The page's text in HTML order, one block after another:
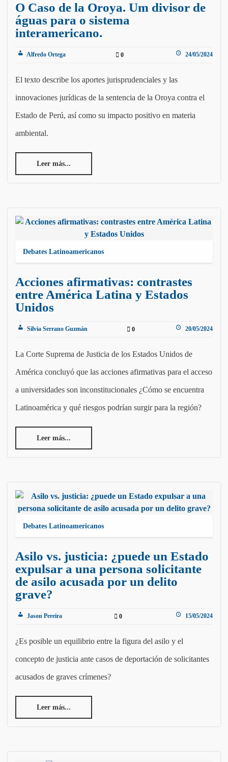
O Caso de la Oroya. Um divisor de
águas para o sistema
interamericano.
Alfredo Ortega 0 24/05/2024
El texto describe los aportes jurisprudenciales y las
innovaciones jurídicas de la sentencia de la Oroya contra el
Estado de Perú, así como su impacto positivo en materia
ambiental.
Leer más...
Debates Latinoamericanos
Acciones afirmativas: contrastes
entre América Latina y Estados
Unidos
Silvia Serrano Guzmán 0 20/05/2024
La Corte Suprema de Justicia de los Estados Unidos de
América concluyó que las acciones afirmativas para el acceso
a universidades son inconstitucionales ¿Cómo se encuentra
Latinoamérica y qué riesgos podrían surgir para la región?
Leer más...
Debates Latinoamericanos
Asilo vs. justicia: ¿puede un Estado
expulsar a una persona solicitante
de asilo acusada por un delito
grave?
Jason Pereira 0 15/05/2024
¿Es posible un equilibrio entre la figura del asilo y el
concepto de justicia ante casos de deportación de solicitantes
acusados de graves crímenes?
Leer más...